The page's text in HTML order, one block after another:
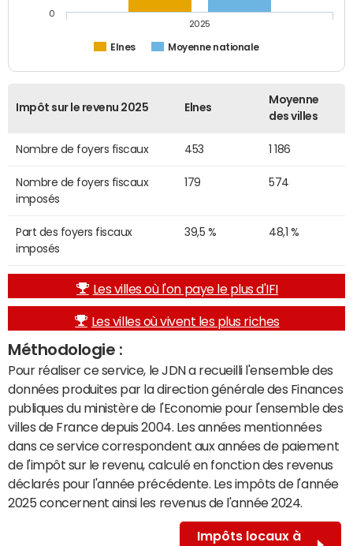
Elnes Moyenne nationale
2025
0
Impôt sur le revenu 2025 Elnes
Moyenne
des villes
Nombre de foyers fiscaux 453 1 186
Nombre de foyers fiscaux
imposés
179 574
Part des foyers fiscaux
imposés
39,5 % 48,1 %
Les villes où l'on paye le plus d'IFI
Les villes où vivent les plus riches
Méthodologie :
Pour réaliser ce service, le JDN a recueilli l'ensemble des
données produites par la direction générale des Finances
publiques du ministère de l'Economie pour l'ensemble des
villes de France depuis 2004. Les années mentionnées
dans ce service correspondent aux années de paiement
de l'impôt sur le revenu, calculé en fonction des revenus
déclarés pour l'année précédente. Les impôts de l'année
2025 concernent ainsi les revenus de l'année 2024.
Impôts locaux à